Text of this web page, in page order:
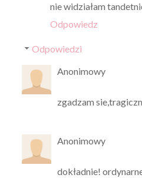
nie widziałam
Odpowiedz
Odpowiedzi
Anonimowy
zgadzam
Anonimowy
dokładnie!